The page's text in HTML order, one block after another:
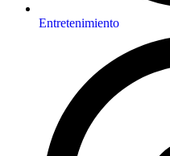
Entretenimiento